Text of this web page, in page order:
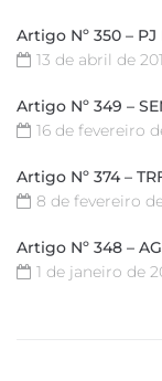
Artigo Nº 350 – PJ
13 de abril de
Artigo Nº 349 –
16 de fevereiro
Artigo Nº 374 –
8 de fevereiro de
Artigo Nº 348 –
1 de janeiro de